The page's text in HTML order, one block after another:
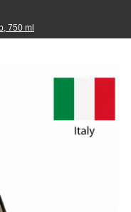
750 ml